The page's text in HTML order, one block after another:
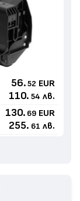
56. 52 EUR
110. 54 лв.
130. 69 EUR
255. 61 лв.